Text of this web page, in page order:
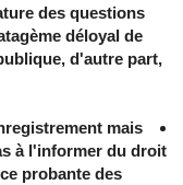
des questions
déloyal de
d'autre part,
mais
à l'informer du droit
probante des